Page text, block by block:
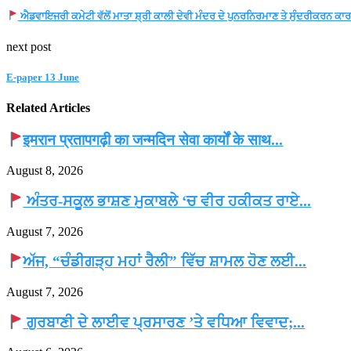
ਐਡਵਾਇਜਰੀ ਕਮੇਟੀ ਵੱਲੋਂ ਮਾਤਾ ਸ਼੍ਰੀ ਕਾਲੀ ਦੇਵੀ ਮੰਦਰ ਦੇ ਪੁਨਰਨਿਰਮਾਣ ਤੇ ਸੁੰਦਰੀਕਰਨ
next post
E-paper 13 June
Related Articles
इमरान प्रतापगढ़ी का जन्मदिन सेवा कार्यों के साथ...
August 8, 2026
ਅੰਤਰ-ਸਕੂਲ ਭਾਸ਼ਣ ਮੁਕਾਬਲੇ ‘ਚ ਵੀਰ ਹਕੀਕਤ ਰਾਏ...
August 7, 2026
ਅੱਜ, “ਚੰਡੀਗੜ੍ਹ ਮਹਾਂ ਰੈਲੀ” ਵਿੱਚ ਸ਼ਾਮਲ ਹੋਣ ਲਈ...
August 7, 2026
ਗੁਰਬਾਣੀ ਦੇ ਲਾਈਵ ਪ੍ਰਸਾਰਣ ’ਤੇ ਵਧਿਆ ਵਿਵਾਦ;...